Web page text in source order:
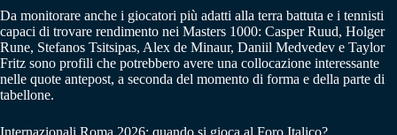
Da monitorare anche i giocatori più adatti alla terra battuta e i tennisti
capaci di trovare rendimento nei Masters 1000: Casper Ruud, Holger
Rune, Stefanos Tsitsipas, Alex de Minaur, Daniil Medvedev e Taylor
Fritz sono profili che potrebbero avere una collocazione interessante
nelle quote antepost, a seconda del momento di forma e della parte di
tabellone.